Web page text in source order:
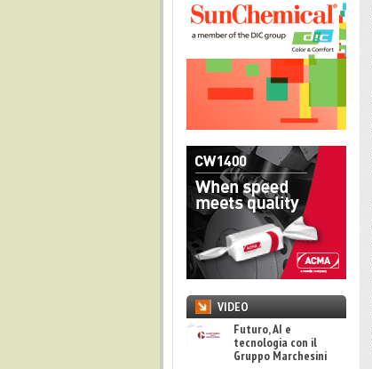
VIDEO
Futuro, AI e
tecnologia con il
Gruppo Marchesini